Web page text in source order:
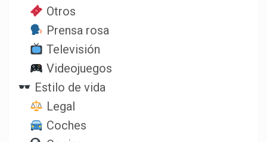
Otros
Prensa rosa
Televisión
Videojuegos
Estilo de vida
Legal
Coches